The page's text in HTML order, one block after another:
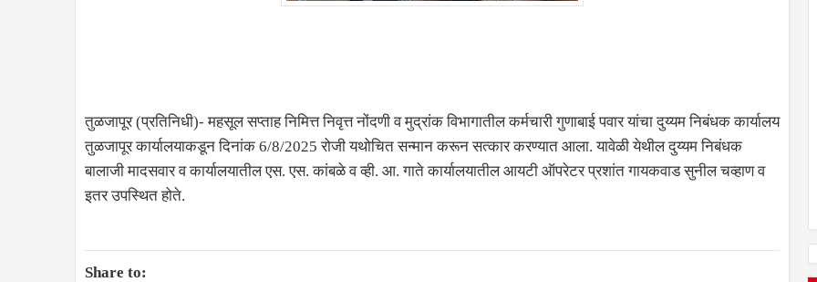
तुळजापूर (प्रतिनिधी)- महसूल सप्ताह निमित्त निवृत्त नोंदणी व मुद्रांक विभागातील कर्मचारी गुणाबाई पवार यांचा दुय्यम निबंधक कार्यालय
तुळजापूर कार्यालयाकडून दिनांक 6/8/2025 रोजी यथोचित सन्मान करून सत्कार करण्यात आला. यावेळी येथील दुय्यम निबंधक
बालाजी मादसवार व कार्यालयातील एस. एस. कांबळे व व्ही. आ. गाते कार्यालयातील आयटी ऑपरेटर प्रशांत गायकवाड सुनील चव्हाण व
इतर उपस्थित होते.
Share to: